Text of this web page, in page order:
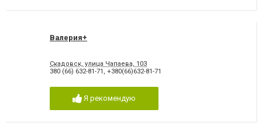
Валерия+
Скадовск, улица Чапаева, 103
380 (66) 632-81-71 , +380(66)632-81-71
Я рекомендую